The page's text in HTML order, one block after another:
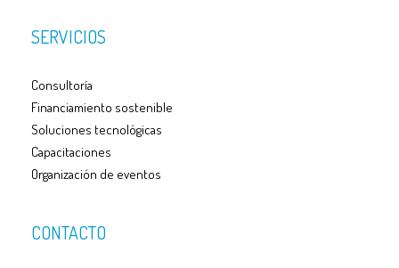
SERVICIOS
Consultoría
Financiamiento sostenible
Soluciones tecnológicas
Capacitaciones
Organización de eventos
CONTACTO